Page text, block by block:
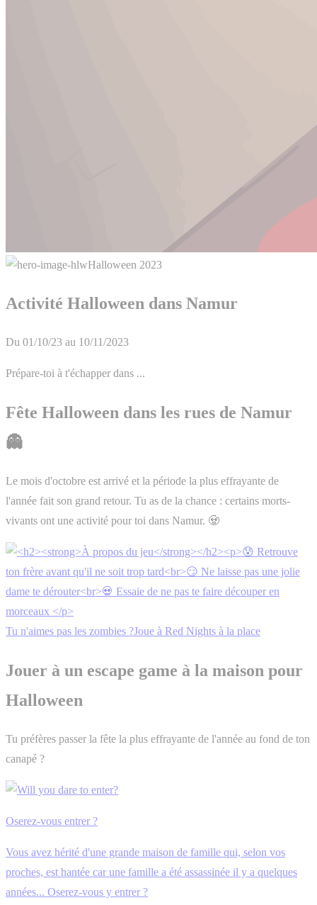
Halloween 2023
Activité Halloween dans Namur
Du 01/10/23 au 10/11/2023
Prépare-toi à t'échapper dans ...
Fête Halloween dans les rues de Namur
👻
Le mois d'octobre est arrivé et la période la plus effrayante de
l'année fait son grand retour. Tu as de la chance : certains morts-
vivants ont une activité pour toi dans Namur. 🧟‍
Tu n'aimes pas les zombies ?Joue à Red Nights à la place
Jouer à un escape game à la maison pour
Halloween
Tu préfères passer la fête la plus effrayante de l'année au fond de ton
canapé ?
Oserez-vous entrer ?
Vous avez hérité d'une grande maison de famille qui, selon vos
proches, est hantée car une famille a été assassinée il y a quelques
années... Oserez-vous y entrer ?